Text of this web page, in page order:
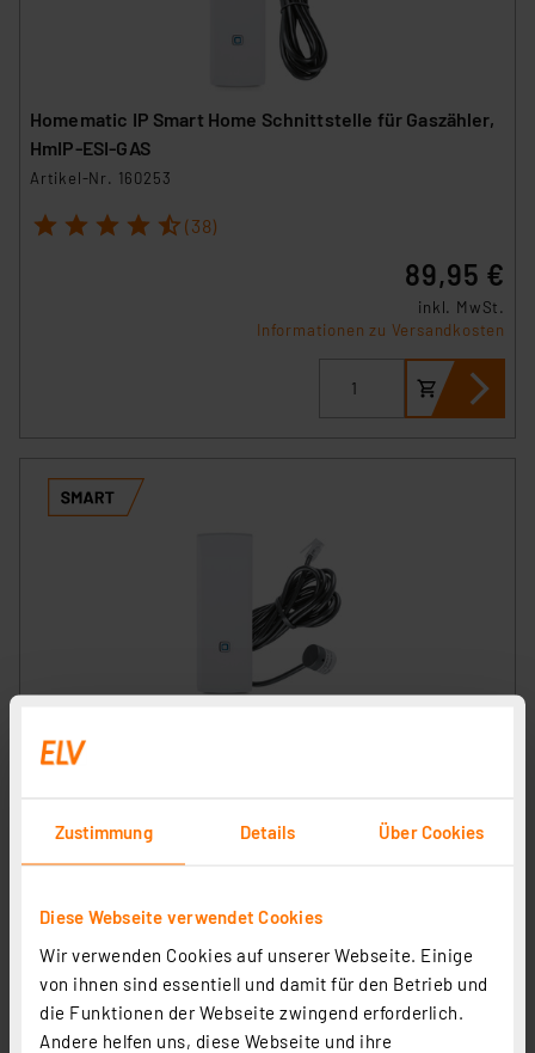
Zustimmung Details Über Cookies
Diese Webseite verwendet Cookies
Wir verwenden Cookies auf unserer Webseite. Einige
von ihnen sind essentiell und damit für den Betrieb und
die Funktionen der Webseite zwingend erforderlich.
Andere helfen uns, diese Webseite und ihre
Homematic IP Smart Home Schnittstelle für Gaszähler,
HmIP-ESI-GAS
Artikel-Nr. 160253
1 2 3 4 5 (38)
89,95 €
inkl. MwSt.
Informationen zu Versandkosten
Stromzähler, HmIP-ESI-LED
2 3 4